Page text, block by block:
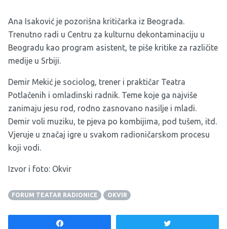
Ana Isaković je pozorišna kritičarka iz Beograda.
Trenutno radi u Centru za kulturnu dekontaminaciju u
Beogradu kao program asistent, te piše kritike za različite
medije u Srbiji.
Demir Mekić je sociolog, trener i praktičar Teatra
Potlačenih i omladinski radnik. Teme koje ga najviše
zanimaju jesu rod, rodno zasnovano nasilje i mladi.
Demir voli muziku, te pjeva po kombijima, pod tušem, itd.
Vjeruje u značaj igre u svakom radioničarskom procesu
koji vodi.
Izvor i foto: Okvir
FORUM TEATAR RADIONICE OKVIR